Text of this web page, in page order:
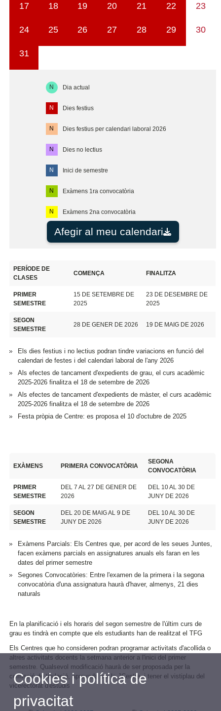
17 18 19 20 21 22 23
24 25 26 27 28 29 30
31
N Dia actual
N Dies festius
N Dies festius per calendari laboral 2026
N Dies no lectius
N Inici de semestre
N Exàmens 1ra convocatòria
N Exàmens 2na convocatòria
Afegir al meu calendari
PERÍODE DE
CLASES
COMENÇA FINALITZA
PRIMER
SEMESTRE
15 DE SETEMBRE DE
2025
23 DE DESEMBRE DE
2025
SEGON
SEMESTRE
28 DE GENER DE 2026 19 DE MAIG DE 2026
Els dies festius i no lectius podran tindre variacions en funció del
calendari de festes i del calendari laboral de l'any 2026
Als efectes de tancament d'expedients de grau, el curs acadèmic
2025-2026 finalitza el 18 de setembre de 2026
Als efectes de tancament d'expedients de màster, el curs acadèmic
2025-2026 finalitza el 18 de setembre de 2026
Festa pròpia de Centre: es proposa el 10 d'octubre de 2025
EXÀMENS PRIMERA CONVOCATÒRIA
SEGONA
CONVOCATÒRIA
PRIMER
SEMESTRE
DEL 7 AL 27 DE GENER DE
2026
DEL 10 AL 30 DE
JUNY DE 2026
SEGON
SEMESTRE
DEL 20 DE MAIG AL 9 DE
JUNY DE 2026
DEL 10 AL 30 DE
JUNY DE 2026
Exàmens Parcials: Els Centres que, per acord de les seues Juntes,
facen exàmens parcials en assignatures anuals els faran en les
dates del primer semestre
Segones Convocatòries: Entre l'examen de la primera i la segona
convocatòria d'una assignatura haurà d'haver, almenys, 21 dies
naturals
En la planificació i els horaris del segon semestre de l'últim curs de
grau es tindrà en compte que els estudiants han de realitzat el TFG
Els Centres que ho consideren podran programar activitats d'acollida o
altres activitats docents la setmana anterior a l'inici del primer
semestre. Qualsevol modificació haurà de ser proposada per la
comissió de titulació, aprovada per la JCentre, i tener el vistiplau del
vicerectorat d'estudis
Cookies i política de
privacitat